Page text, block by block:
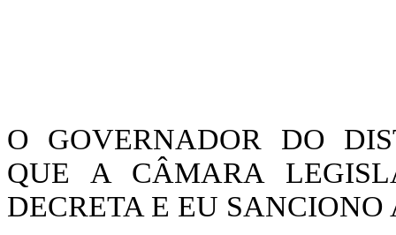
O GOVERNADOR DO
QUE A CÂMARA
DECRETA E EU